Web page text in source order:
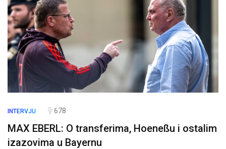
INTERVJU 678
MAX EBERL: O transferima, Hoeneßu i ostalim
izazovima u Bayernu